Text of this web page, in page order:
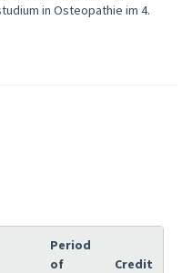
in Osteopathie im 4.
Period
of
Credit